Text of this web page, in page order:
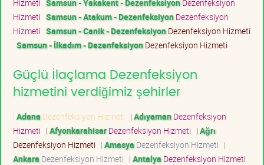
Hizmeti Samsun - Yakakent - DezenfeksiyonDezenfeksiyon
Hizmeti Samsun - Atakum - DezenfeksiyonDezenfeksiyon
Hizmeti Samsun - Canik - DezenfeksiyonDezenfeksiyon Hizmeti
Samsun - İlkadım - DezenfeksiyonDezenfeksiyon Hizmeti
Güçlü İlaçlama Dezenfeksiyon
hizmetini verdiğimiz şehirler
| Adana Dezenfeksiyon Hizmeti | AdıyamanDezenfeksiyon
Hizmeti | AfyonkarahisarDezenfeksiyon Hizmeti | Ağrı
Dezenfeksiyon Hizmeti | Amasya Dezenfeksiyon Hizmeti |
Ankara Dezenfeksiyon Hizmeti | Antalya Dezenfeksiyon Hizmeti